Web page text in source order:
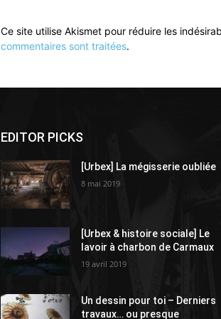
Ce site utilise Akismet pour réduire les
commentaires sont traitées.
EDITOR PICKS
[Urbex] La mégisserie oubliée
8 mai 2019
[Urbex & histoire sociale] Le
lavoir à charbon de Carmaux
19 avril 2019
Un dessin pour toi – Derniers
travaux… ou presque